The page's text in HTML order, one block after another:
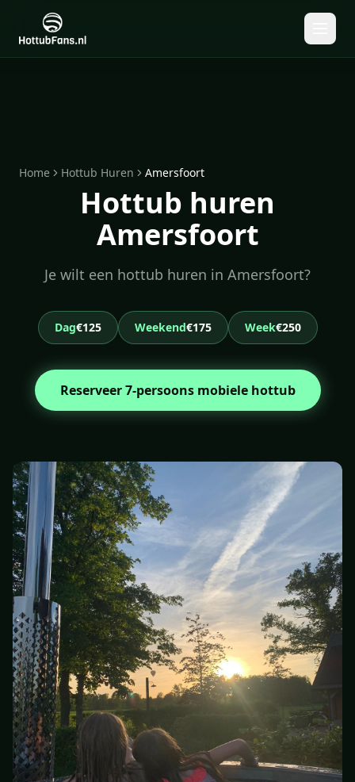
Home Hottub Huren Amersfoort
Hottub huren
Amersfoort
Je wilt een hottub huren in Amersfoort?
Dag€125 Weekend€175 Week€250
Reserveer 7-persoons mobiele hottub